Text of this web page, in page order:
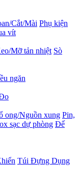
Cắt/Mài Phụ kiện
vít
Mỡ tản nhiệt Sò
ngăn
ong/Nguồn xung Pin,
sạc dự phòng Đế
Túi Đựng Dụng